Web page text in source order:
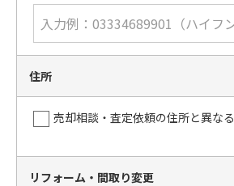
住所
売却相談・査定依頼の住所と異なる
リフォーム・間取り変更